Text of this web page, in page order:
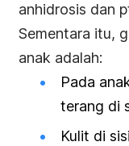
anhidrosis dan
Sementara itu,
anak adalah:
Pada
terang di
Kulit di